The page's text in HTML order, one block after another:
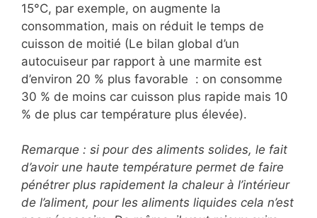
15°C, par exemple, on augmente la
consommation, mais on réduit le temps de
cuisson de moitié (Le bilan global d’un
autocuiseur par rapport à une marmite est
d’environ 20 % plus favorable : on consomme
30 % de moins car cuisson plus rapide mais 10
% de plus car température plus élevée).
Remarque : si pour des aliments solides, le fait
d’avoir une haute température permet de faire
pénétrer plus rapidement la chaleur à l’intérieur
de l’aliment, pour les aliments liquides cela n’est